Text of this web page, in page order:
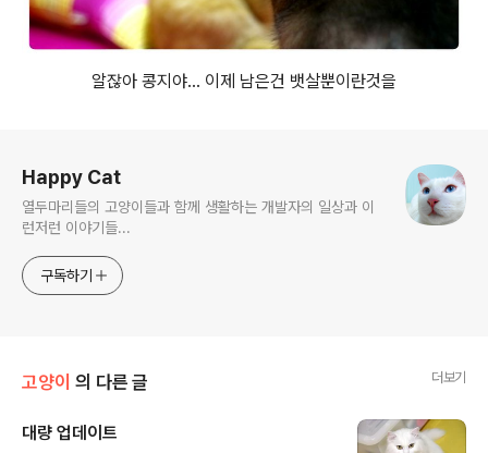
알잖아 콩지야... 이제 남은건 뱃살뿐이란것을
Happy Cat
열두마리들의 고양이들과 함께 생활하는 개발자의 일상과 이
런저런 이야기들...
구독하기
고양이 의 다른 글 더보기
대량 업데이트